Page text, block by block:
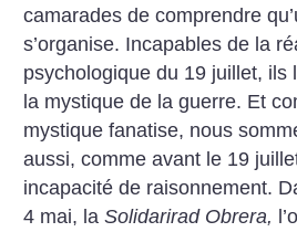
camarades de comprendre
s’organise. Incapables de la
psychologique du 19 juillet, ils
la mystique de la guerre. Et
mystique fanatise, nous
aussi, comme avant le 19
incapacité de raisonnement.
4 mai, laSolidarirad Obrera,